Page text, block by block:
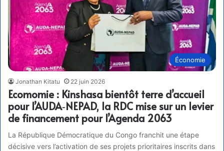
Économie
Jonathan Kitatu 22 juin 2026
Ecomomie : Kinshasa bientôt terre d’accueil
pour l’AUDA‑NEPAD, la RDC mise sur un levier
de financement pour l’Agenda 2063
La République Démocratique du Congo franchit une étape
décisive vers l’activation de ses projets prioritaires inscrits dans